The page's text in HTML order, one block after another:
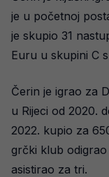
je u početnoj
je skupio 31
Euru u skupini C
Čerin je igrao za
u Rijeci od 2020.
2022. kupio za
grčki klub
asistirao za tri.